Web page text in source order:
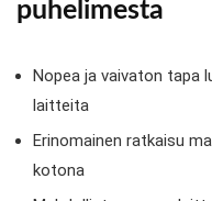
puhelimesta
Nopea ja vaivaton tapa
laitteita
Erinomainen ratkaisu
kotona